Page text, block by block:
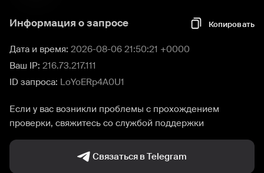
Информация о запросе Копировать
Дата и время: 2026-08-06 21:50:21 +0000
Ваш IP: 216.73.217.111
ID запроса: LoYoERp4A0U1
Если у вас возникли проблемы с прохождением
проверки, свяжитесь со службой поддержки
Связаться в Telegram